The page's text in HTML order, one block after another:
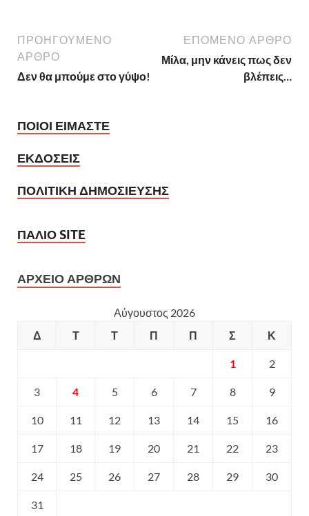
ΠΡΟΗΓΟΥΜΕΝΟ
ΑΡΘΡΟ
Δεν θα μπούμε στο γύψο!
ΕΠΟΜΕΝΟ ΑΡΘΡΟ
Μίλα, μην κάνεις πως δεν
βλέπεις…
ΠΟΙΟΙ ΕΙΜΑΣΤΕ
ΕΚΔΟΣΕΙΣ
ΠΟΛΙΤΙΚΗ ΔΗΜΟΣΙΕΥΣΗΣ
ΠΑΛΙΟ SITE
ΑΡΧΕΙΟ ΑΡΘΡΩΝ
Αύγουστος 2026
Δ
Τ Τ Π Π Σ Κ
1 2
3 4 5 6 7 8 9
10 11 12 13 14 15 16
17 18 19 20 21 22 23
24 25 26 27 28 29 30
31